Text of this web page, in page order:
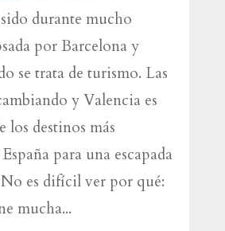
durante mucho
por Barcelona y
se trata de turismo. Las
y Valencia es
los destinos más
para una escapada
es difícil ver por qué:
mucha...